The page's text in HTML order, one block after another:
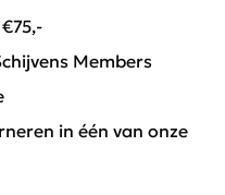
Members
in één van onze